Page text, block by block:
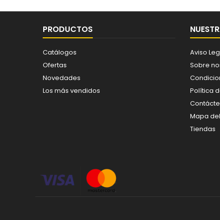
PRODUCTOS
Catálogos
Ofertas
Novedades
Los más vendidos
Aviso
Sobre
Política
Mapa
Tiendas